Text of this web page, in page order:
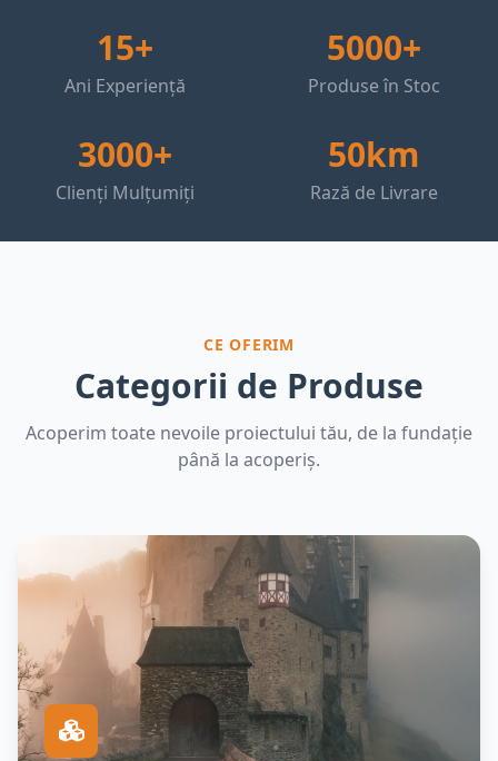
15+
Ani Experiență
5000+
Produse în Stoc
3000+
Clienți Mulțumiți
50km
Rază de Livrare
CE OFERIM
Categorii de Produse
Acoperim toate nevoile proiectului tău, de la fundație
până la acoperiș.